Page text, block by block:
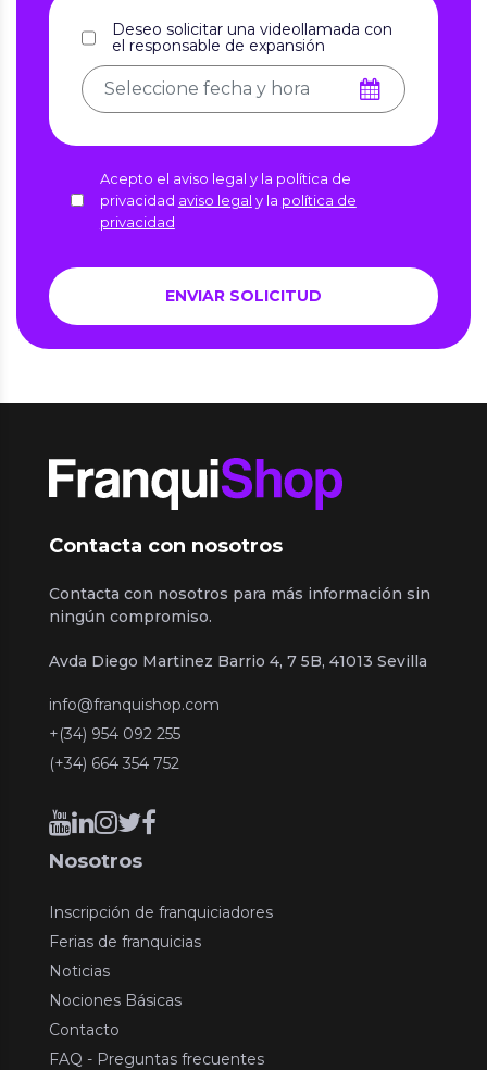
Deseo solicitar una videollamada con
el responsable de expansión
Acepto el aviso legal y la política de
privacidad aviso legal y la política de
privacidad
Contacta con nosotros
Contacta con nosotros para más información sin
ningún compromiso.
Avda Diego Martinez Barrio 4, 7 5B, 41013 Sevilla
info@franquishop.com
+(34) 954 092 255
(+34) 664 354 752
Nosotros
Inscripción de franquiciadores
Ferias de franquicias
Noticias
Nociones Básicas
Contacto
FAQ - Preguntas frecuentes